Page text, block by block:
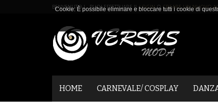
BENVENUTO ! PUOI EFFETTUARE ILLOGINO CREARE UN NUOVO
HOME CARNEVALE/ COSPLAY
Cookie: È possibile eliminare e bloccare tutti i cookie di